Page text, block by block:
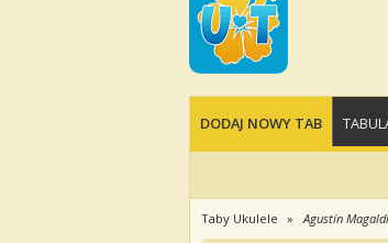
DODAJ NOWY TAB
Taby Ukulele Agustín Magaldi